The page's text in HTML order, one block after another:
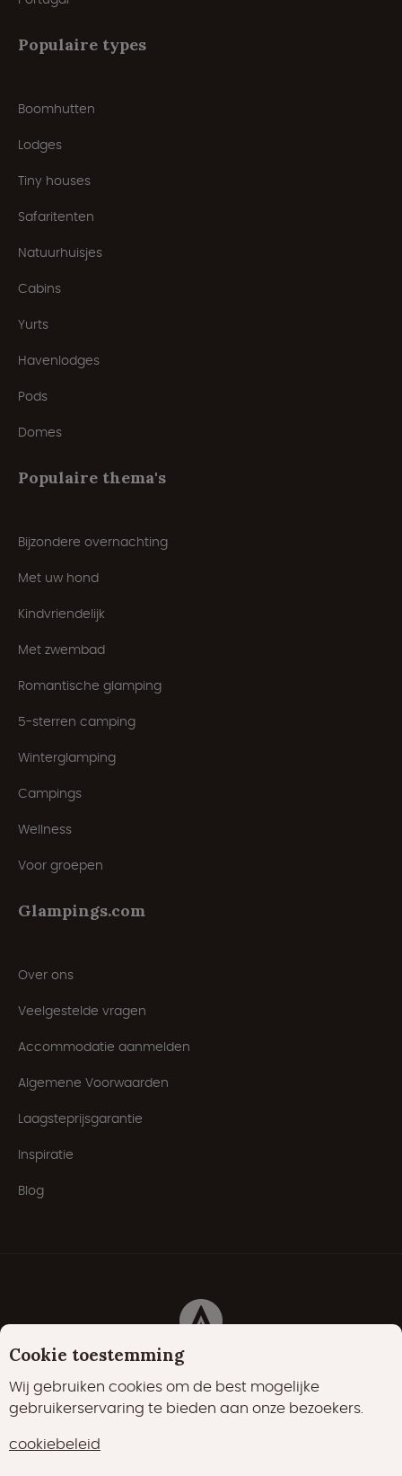
Populaire types
Boomhutten
Lodges
Tiny houses
Safaritenten
Natuurhuisjes
Cabins
Yurts
Havenlodges
Pods
Domes
Populaire thema's
Bijzondere overnachting
Met uw hond
Kindvriendelijk
Met zwembad
Romantische glamping
5-sterren camping
Winterglamping
Campings
Wellness
Voor groepen
Glampings.com
Over ons
Veelgestelde vragen
Accommodatie aanmelden
Algemene Voorwaarden
Laagsteprijsgarantie
Inspiratie
Blog
22000 vind-ik-leuks
Cookie toestemming
Wij gebruiken cookies om de best mogelijke
gebruikerservaring te bieden aan onze bezoekers.
cookiebeleid